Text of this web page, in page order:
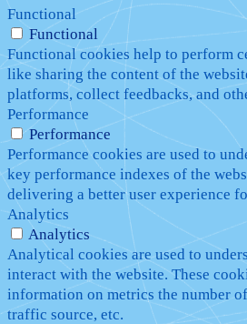
Functional
Functional
Functional cookies help to perform
like sharing the content of the
platforms, collect feedbacks, and
Performance
Performance
Performance cookies are used to
key performance indexes of the
delivering a better user experience
Analytics
Analytics
Analytical cookies are used to
interact with the website. These
information on metrics the number
traffic source, etc.